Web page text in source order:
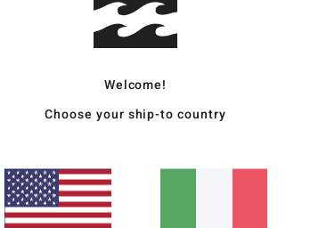
Punteggio medio
5.0/5
basato su3 recensioni verificate
Il 100% dei nostri clienti consiglia questo prodotto
Welcome!
Choose your ship-to country